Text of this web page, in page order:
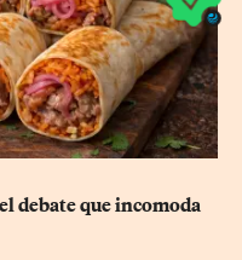
debate que incomoda